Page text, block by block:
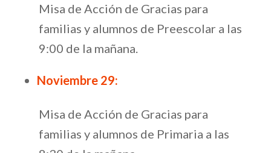
Misa de Acción de Gracias para
familias y alumnos de Preescolar a las
9:00 de la mañana.
Noviembre 29:
Misa de Acción de Gracias para
familias y alumnos de Primaria a las